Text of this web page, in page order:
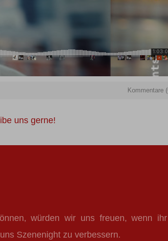
Kommentare (
uns gerne!
würden wir uns freuen, wenn ihr
Szenenight zu verbessern.